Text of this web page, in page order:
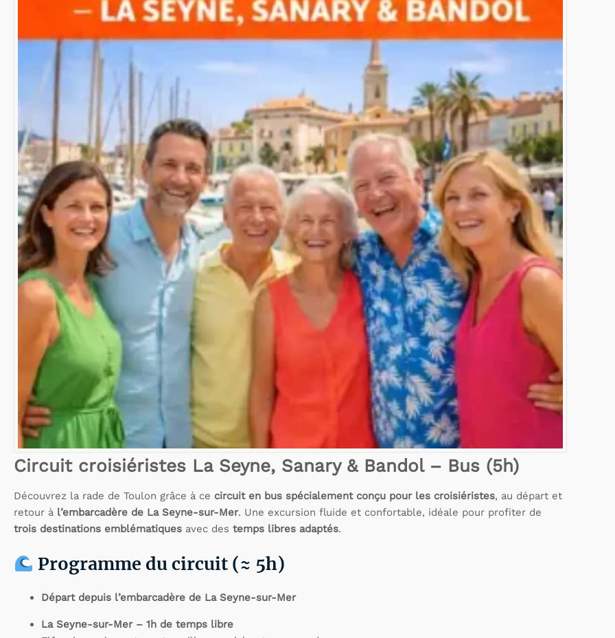
Circuit croisiéristes La Seyne, Sanary & Bandol – Bus (5h)
Découvrez la rade de Toulon grâce à ce circuit en bus spécialement conçu pour les croisiéristes, au départ et
retour à l’embarcadère de La Seyne-sur-Mer. Une excursion fluide et confortable, idéale pour profiter de
trois destinations emblématiques avec des temps libres adaptés.
Programme du circuit (≈ 5h)
Départ depuis l’embarcadère de La Seyne-sur-Mer
La Seyne-sur-Mer – 1h de temps libre